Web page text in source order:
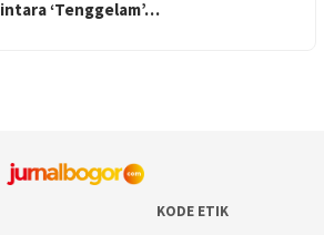
‘Tenggelam’…
KODE ETIK